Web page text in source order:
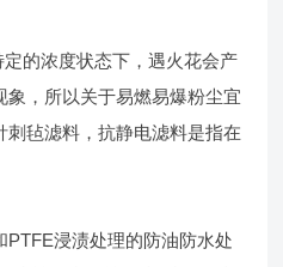
的浓度状态下，遇火花会产
，所以关于易燃易爆粉尘宜
毡滤料，抗静电滤料是指在
浸渍处理的防油防水处